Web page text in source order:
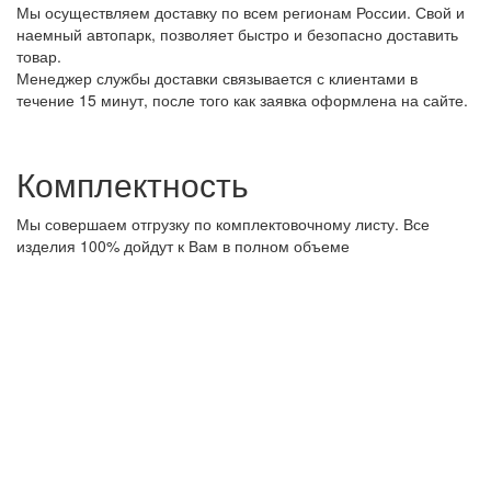
Мы осуществляем доставку по всем регионам России. Свой и
наемный автопарк, позволяет быстро и безопасно доставить
товар.
Менеджер службы доставки связывается с клиентами в
течение 15 минут, после того как заявка оформлена на сайте.
Комплектность
Мы совершаем отгрузку по комплектовочному листу. Все
изделия 100% дойдут к Вам в полном объеме